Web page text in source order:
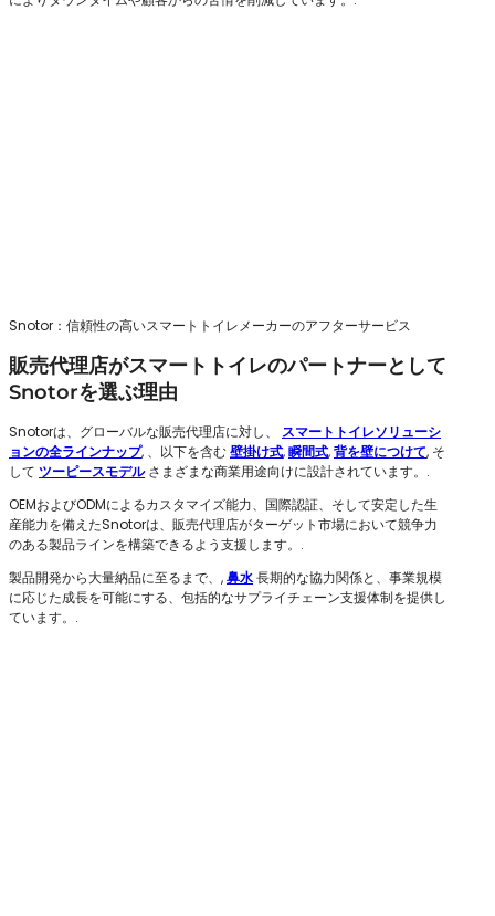
Snotor：信頼性の高いスマートトイレメーカーのアフターサービス
販売代理店がスマートトイレのパートナーとして
Snotorを選ぶ理由
Snotorは、グローバルな販売代理店に対し、 スマートトイレソリューシ
ョンの全ラインナップ, 、以下を含む壁掛け式,瞬間式,背を壁につけて, そ
して ツーピースモデルさまざまな商業用途向けに設計されています。.
OEMおよびODMによるカスタマイズ能力、国際認証、そして安定した生
産能力を備えたSnotorは、販売代理店がターゲット市場において競争力
のある製品ラインを構築できるよう支援します。.
製品開発から大量納品に至るまで、,鼻水長期的な協力関係と、事業規模
に応じた成長を可能にする、包括的なサプライチェーン支援体制を提供し
ています。.